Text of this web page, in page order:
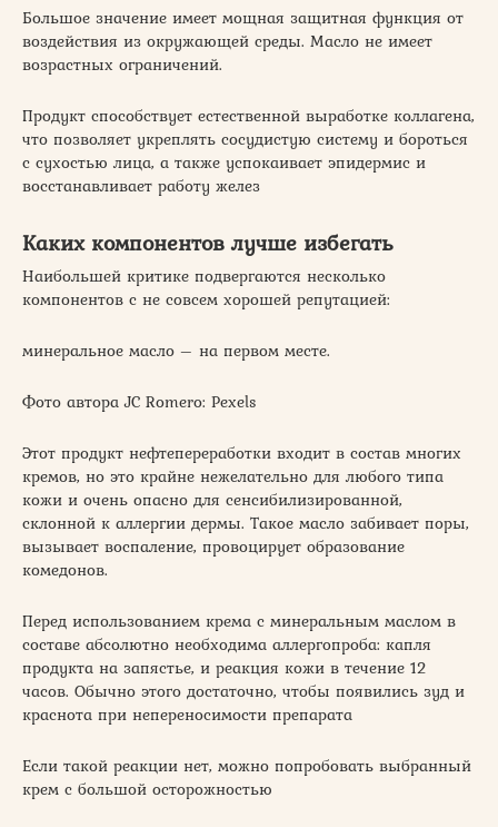
Большое значение имеет мощная защитная функция от
воздействия из окружающей среды. Масло не имеет
возрастных ограничений.
Продукт способствует естественной выработке коллагена,
что позволяет укреплять сосудистую систему и бороться
с сухостью лица, а также успокаивает эпидермис и
восстанавливает работу желез
Каких компонентов лучше избегать
Наибольшей критике подвергаются несколько
компонентов с не совсем хорошей репутацией:
минеральное масло – на первом месте.
Фото автора JC Romero: Pexels
Этот продукт нефтепереработки входит в состав многих
кремов, но это крайне нежелательно для любого типа
кожи и очень опасно для сенсибилизированной,
склонной к аллергии дермы. Такое масло забивает поры,
вызывает воспаление, провоцирует образование
комедонов.
Перед использованием крема с минеральным маслом в
составе абсолютно необходима аллергопроба: капля
продукта на запястье, и реакция кожи в течение 12
часов. Обычно этого достаточно, чтобы появились зуд и
краснота при непереносимости препарата
Если такой реакции нет, можно попробовать выбранный
крем с большой осторожностью